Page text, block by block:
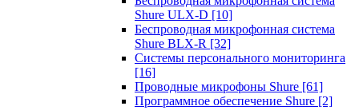
Shure ULX-D [10]
Беспроводная микрофонная система
Shure BLX-R [32]
Системы персонального мониторинга
[16]
Проводные микрофоны Shure [61]
Программное обеспечение Shure [2]